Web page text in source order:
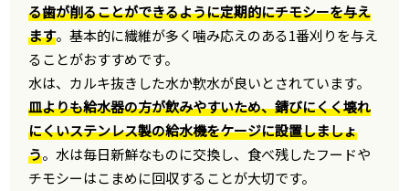
る歯が削ることができるように定期的にチモシーを与え
ます。基本的に繊維が多く噛み応えのある1番刈りを与え
ることがおすすめです。
水は、カルキ抜きした水か軟水が良いとされています。
皿よりも給水器の方が飲みやすいため、錆びにくく壊れ
にくいステンレス製の給水機をケージに設置しましょ
う。水は毎日新鮮なものに交換し、食べ残したフードや
チモシーはこまめに回収することが大切です。